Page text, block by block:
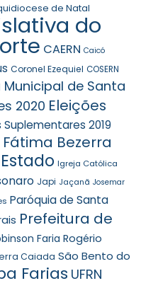
de Natal
do
CAERN Caicó
Coronel Ezequiel COSERN
de Santa
2020 Eleições
Suplementares 2019
Fátima Bezerra
Igreja Católica
Japi Jaçanã Josemar
Paróquia de Santa
Prefeitura de
Faria Rogério
Caiada São Bento do
Farias UFRN